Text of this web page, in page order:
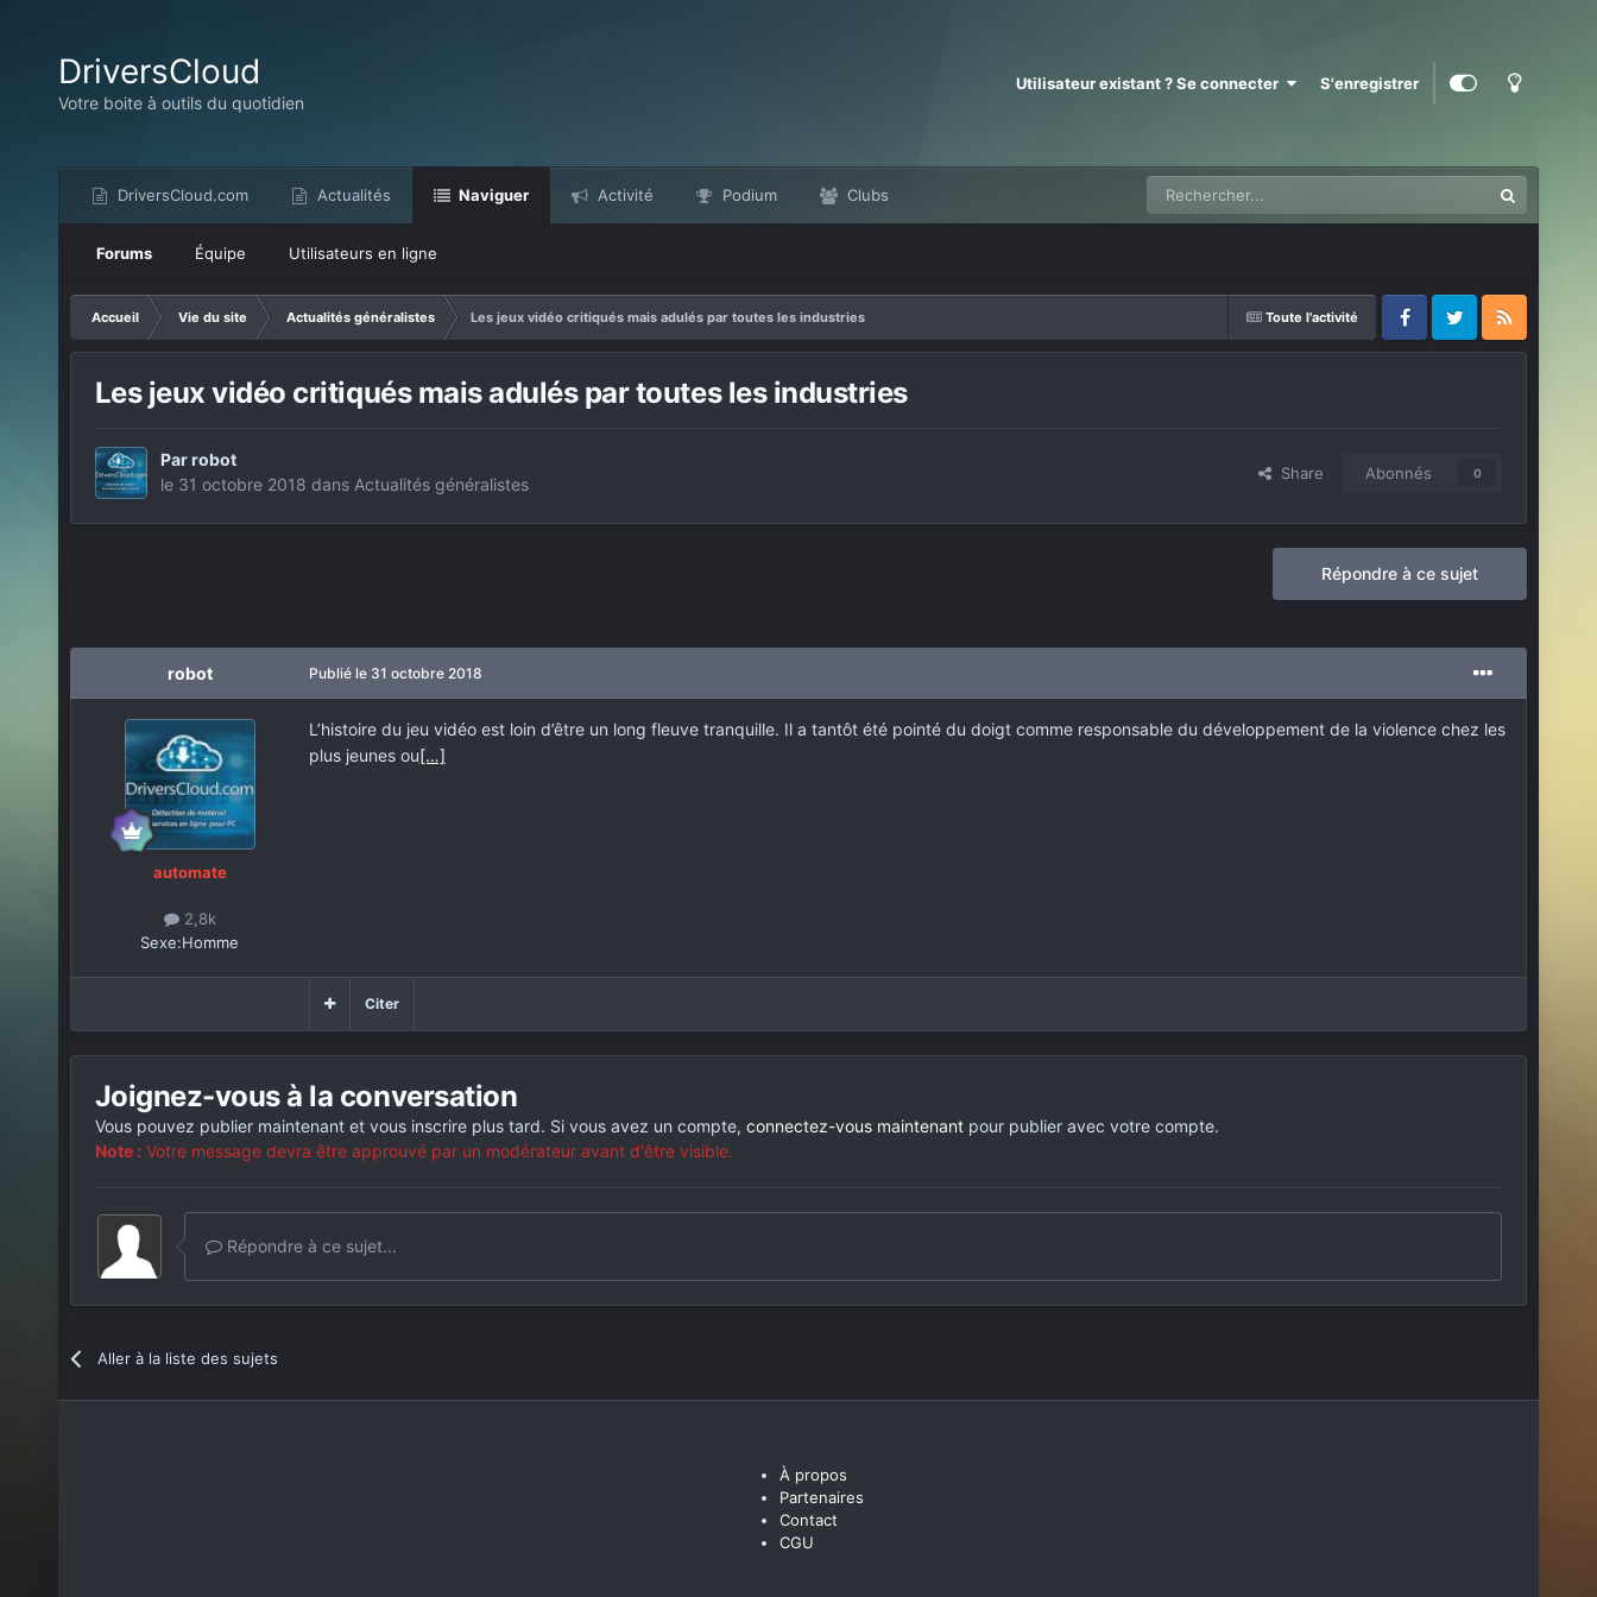
DriversCloud
Votre boite à outils du quotidien
Utilisateur existant ? Se connecter S'enregistrer
DriversCloud.com Actualités Naviguer
Forums Équipe Utilisateurs en ligne
Activité Podium Clubs
Toute l'activité
Accueil Vie du site Actualités généralistes
Les jeux vidéo critiqués mais adulés par toutes les industries
FacebookTwitter RSS
Les jeux vidéo critiqués mais adulés par toutes les industries
Parrobot
le 31 octobre 2018 dans Actualités généralistes
Share Abonnés 0
Répondre à ce sujet
robot
automate
2,8k
Sexe:Homme
Publié le 31 octobre 2018
L’histoire du jeu vidéo est loin d’être un long fleuve tranquille. Il a tantôt été pointé du doigt comme responsable du développement de la violence chez les
plus jeunes ou[…]
Citer
Joignez-vous à la conversation
Vous pouvez publier maintenant et vous inscrire plus tard. Si vous avez un compte, connectez-vous maintenantpour publier avec votre compte.
Note : Votre message devra être approuvé par un modérateur avant d'être visible.
Répondre à ce sujet...
Aller à la liste des sujets
À propos
Partenaires
Contact
CGU